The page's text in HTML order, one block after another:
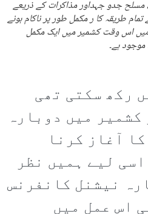
مسلح جدو جہداور مذاکرات کے ذریعے
طریقہ کا ر مکمل طور پر ناکام ہونے
اس وقت کشمیر میں ایک مکمل
ہے۔
رکھ سکتی تھی
میں دوبارہ
آغاز کرنا
لیے ہمیں نظر
نیشنل کانفرنس
اس عمل میں